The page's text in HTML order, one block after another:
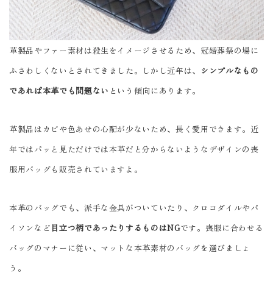
革製品やファー素材は殺生をイメージさせるため、冠婚葬祭の場に
ふさわしくないとされてきました。しかし近年は、 シンプルなもの
であれば本革でも問題ない という傾向にあります。
革製品はカビや色あせの心配が少ないため、長く愛用できます。近
年ではパッと見ただけでは本革だと分からないようなデザインの喪
服用バッグも販売されていますよ。
本革のバッグでも、派手な金具がついていたり、クロコダイルやパ
イソンなど 目立つ柄であったりするものはNGです。喪服に合わせる
バッグのマナーに従い、マットな本革素材のバッグを選びましょ
う。